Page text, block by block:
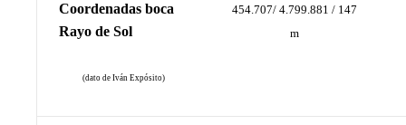
Coordenadas boca
Rayo de Sol
(dato de Iván Expósito)
454.707/ 4.799.881 / 147
m